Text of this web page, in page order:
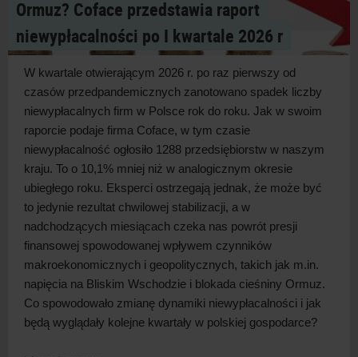
Ormuz? Coface przedstawia raport
niewypłacalności po I kwartale 2026 r
W kwartale otwierającym 2026 r. po raz pierwszy od
czasów przedpandemicznych zanotowano spadek liczby
niewypłacalnych firm w Polsce rok do roku. Jak w swoim
raporcie podaje firma Coface, w tym czasie
niewypłacalność ogłosiło 1288 przedsiębiorstw w naszym
kraju. To o 10,1% mniej niż w analogicznym okresie
ubiegłego roku. Eksperci ostrzegają jednak, że może być
to jedynie rezultat chwilowej stabilizacji, a w
nadchodzących miesiącach czeka nas powrót presji
finansowej spowodowanej wpływem czynników
makroekonomicznych i geopolitycznych, takich jak m.in.
napięcia na Bliskim Wschodzie i blokada cieśniny Ormuz.
Co spowodowało zmianę dynamiki niewypłacalności i jak
będą wyglądały kolejne kwartały w polskiej gospodarce?